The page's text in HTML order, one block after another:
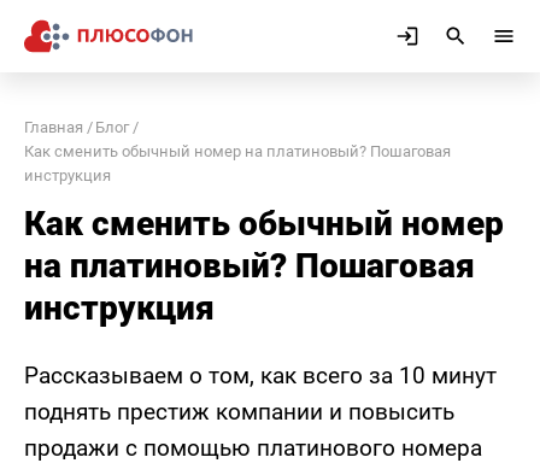
Главная
Блог
Как сменить обычный номер на платиновый? Пошаговая
инструкция
Как сменить обычный номер
на платиновый? Пошаговая
инструкция
Рассказываем о том, как всего за 10 минут
поднять престиж компании и повысить
продажи с помощью платинового номера